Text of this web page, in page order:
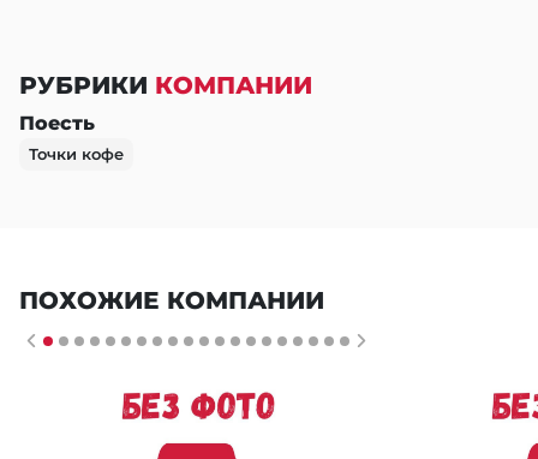
РУБРИКИ КОМПАНИИ
Поесть
Точки кофе
ПОХОЖИЕ КОМПАНИИ